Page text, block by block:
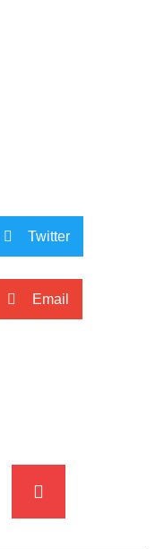
Twitter
Email